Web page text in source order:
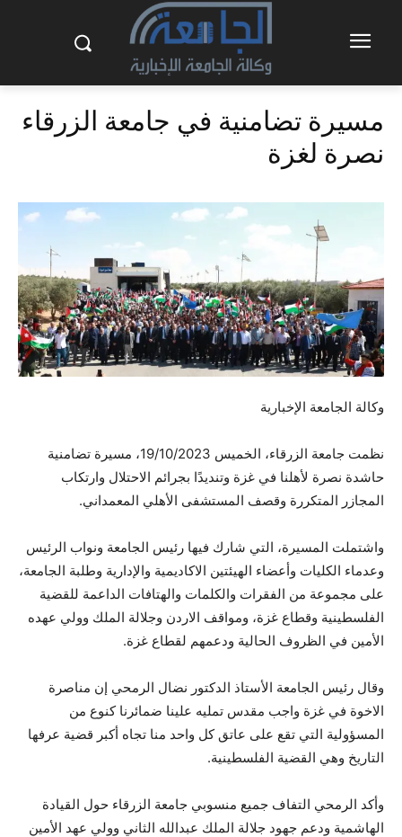
مسيرة تضامنية في جامعة الزرقاء
نصرة لغزة
وكالة الجامعة الإخبارية
نظمت جامعة الزرقاء، الخميس 19/10/2023، مسيرة تضامنية
حاشدة نصرة لأهلنا في غزة وتنديدًا بجرائم الاحتلال وارتكاب
المجازر المتكررة وقصف المستشفى الأهلي المعمداني.
واشتملت المسيرة، التي شارك فيها رئيس الجامعة ونواب الرئيس
وعدماء الكليات وأعضاء الهيئتين الاكاديمية والإدارية وطلبة الجامعة،
على مجموعة من الفقرات والكلمات والهتافات الداعمة للقضية
الفلسطينية وقطاع غزة، ومواقف الاردن وجلالة الملك وولي عهده
الأمين في الظروف الحالية ودعمهم لقطاع غزة.
وقال رئيس الجامعة الأستاذ الدكتور نضال الرمحي إن مناصرة
الاخوة في غزة واجب مقدس تمليه علينا ضمائرنا كنوع من
المسؤولية التي تقع على عاتق كل واحد منا تجاه أكبر قضية عرفها
التاريخ وهي القضية الفلسطينية.
وأكد الرمحي التفاف جميع منسوبي جامعة الزرقاء حول القيادة
الهاشمية ودعم جهود جلالة الملك عبدالله الثاني وولي عهد الأمين